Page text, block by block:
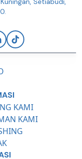
KAMI
KAMI